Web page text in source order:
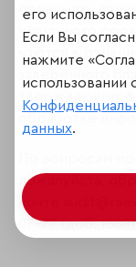
принимать
указанного
чаются в
заверенного
тверждающих
пожалуйста,
почте
07-77 (доб.
его
Если Вы
нажмите
использовании
данных.